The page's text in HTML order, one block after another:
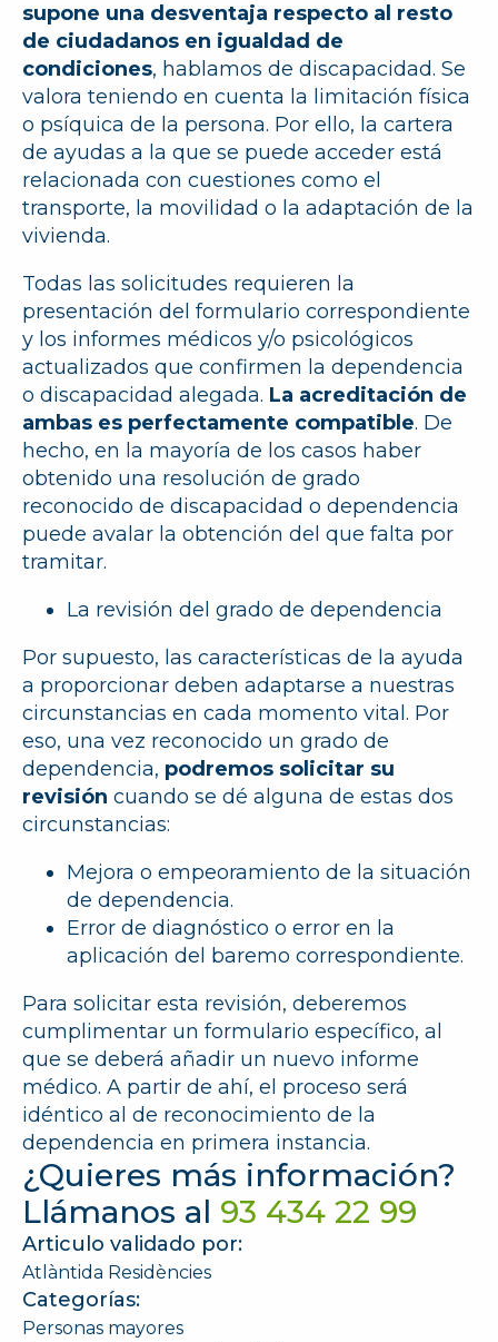
supone una desventaja respecto al resto
de ciudadanos en igualdad de
condiciones, hablamos de discapacidad. Se
valora teniendo en cuenta la limitación física
o psíquica de la persona. Por ello, la cartera
de ayudas a la que se puede acceder está
relacionada con cuestiones como el
transporte, la movilidad o la adaptación de la
vivienda.
Todas las solicitudes requieren la
presentación del formulario correspondiente
y los informes médicos y/o psicológicos
actualizados que confirmen la dependencia
o discapacidad alegada. La acreditación de
ambas es perfectamente compatible. De
hecho, en la mayoría de los casos haber
obtenido una resolución de grado
reconocido de discapacidad o dependencia
puede avalar la obtención del que falta por
tramitar.
La revisión del grado de dependencia
Por supuesto, las características de la ayuda
a proporcionar deben adaptarse a nuestras
circunstancias en cada momento vital. Por
eso, una vez reconocido un grado de
dependencia, podremos solicitar su
revisión cuando se dé alguna de estas dos
circunstancias:
Mejora o empeoramiento de la situación
de dependencia.
Error de diagnóstico o error en la
aplicación del baremo correspondiente.
Para solicitar esta revisión, deberemos
cumplimentar un formulario específico, al
que se deberá añadir un nuevo informe
médico. A partir de ahí, el proceso será
idéntico al de reconocimiento de la
dependencia en primera instancia.
¿Quieres más información?
Llámanos al 93 434 22 99
Articulo validado por:
Atlàntida Residències
Categorías:
Personas mayores